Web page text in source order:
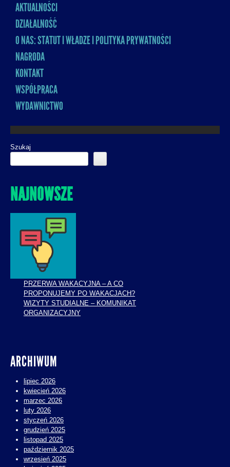
MENU
AKTUALNOŚCI
DZIAŁALNOŚĆ
O NAS: STATUT I WŁADZE I POLITYKA PRYWATNOŚCI
NAGRODA
KONTAKT
WSPÓŁPRACA
WYDAWNICTWO
Szukaj
NAJNOWSZE
PRZERWA WAKACYJNA – A CO
PROPONUJEMY PO WAKACJACH?
WIZYTY STUDIALNE – KOMUNIKAT
ORGANIZACYJNY
ARCHIWUM
lipiec 2026
kwiecień 2026
marzec 2026
luty 2026
styczeń 2026
grudzień 2025
listopad 2025
październik 2025
wrzesień 2025